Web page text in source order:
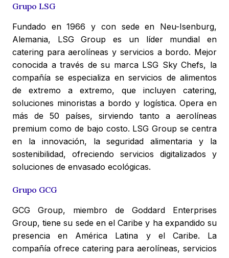
Grupo LSG
Fundado en 1966 y con sede en Neu-Isenburg,
Alemania, LSG Group es un líder mundial en
catering para aerolíneas y servicios a bordo. Mejor
conocida a través de su marca LSG Sky Chefs, la
compañía se especializa en servicios de alimentos
de extremo a extremo, que incluyen catering,
soluciones minoristas a bordo y logística. Opera en
más de 50 países, sirviendo tanto a aerolíneas
premium como de bajo costo. LSG Group se centra
en la innovación, la seguridad alimentaria y la
sostenibilidad, ofreciendo servicios digitalizados y
soluciones de envasado ecológicas.
Grupo GCG
GCG Group, miembro de Goddard Enterprises
Group, tiene su sede en el Caribe y ha expandido su
presencia en América Latina y el Caribe. La
compañía ofrece catering para aerolíneas, servicios